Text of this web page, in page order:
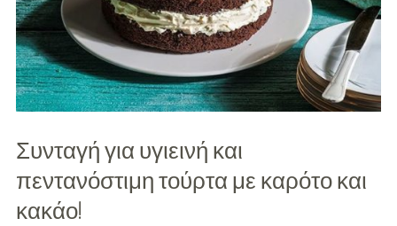
Διάσημες
Βαπτίσεις
Σπίτι
Deco
DIY
Συνταγή για υγιεινή και
πεντανόστιμη τούρτα με καρότο και
κακάο!